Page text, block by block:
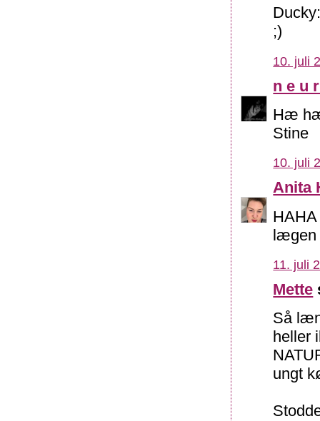
;)
10. juli
n e u
Hæ
Stine
10. juli
Anita
lægen
11. juli
Mette
Så
heller
ungt